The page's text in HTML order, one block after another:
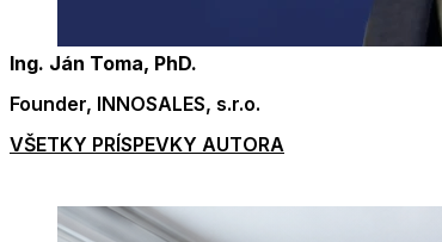
Ing. Ján Toma, PhD.
Founder, INNOSALES, s.r.o.
VŠETKY PRÍSPEVKY AUTORA